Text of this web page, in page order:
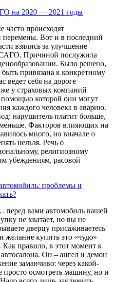
на 2020 — 2021 годы
часто происходят
перемены. Вот и в последний
взялись за улучшение
Причиной послужила
Было решено,
привязана к конкретному
ведет себя на дороге
у страховых компаний
помощью которой они могут
каждого человека в аварию.
нарушитель платит больше,
Факторов влияющих на
много, но вначале о
нельзя. Речь о
религиозному
убеждениям, расовой
проблемы и
перед вами автомобиль вашей
не хватает, но вы не
дверцу присаживаетесь
желание купить это «чудо»
Как правило, в этот момент к
Он – ангел и демон
заманчиво: через какой-
просто осмотреть машину, но и